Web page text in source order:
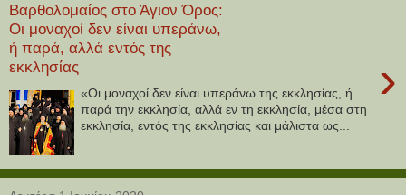
Βαρθολομαίος στο Άγιον Όρος:
Οι μοναχοί δεν είναι υπεράνω,
ή παρά, αλλά εντός της
εκκλησίας
›
«Οι μοναχοί δεν είναι υπεράνω της εκκλησίας, ή
παρά την εκκλησία, αλλά εν τη εκκλησία, μέσα στη
εκκλησία, εντός της εκκλησίας και μάλιστα ως...